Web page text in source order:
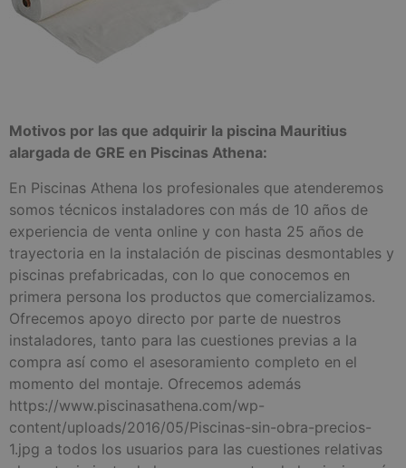
Motivos por las que adquirir la piscina Mauritius
alargada de GRE en Piscinas Athena:
En Piscinas Athena los profesionales que atenderemos
somos técnicos instaladores con más de 10 años de
experiencia de venta online y con hasta 25 años de
trayectoria en la instalación de piscinas desmontables y
piscinas prefabricadas, con lo que conocemos en
primera persona los productos que comercializamos.
Ofrecemos apoyo directo por parte de nuestros
instaladores, tanto para las cuestiones previas a la
compra así como el asesoramiento completo en el
momento del montaje. Ofrecemos además
https://www.piscinasathena.com/wp-
content/uploads/2016/05/Piscinas-sin-obra-precios-
1.jpg a todos los usuarios para las cuestiones relativas